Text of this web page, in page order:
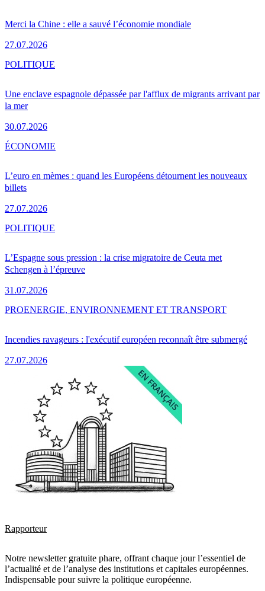
Merci la Chine : elle a sauvé l’économie mondiale
27.07.2026
Une enclave espagnole dépassée par l'afflux de migrants arrivant par
la mer
30.07.2026
POLITIQUE
L’euro en mèmes : quand les Européens détournent les nouveaux
billets
27.07.2026
ÉCONOMIE
L’Espagne sous pression : la crise migratoire de Ceuta met
Schengen à l’épreuve
31.07.2026
POLITIQUE
Incendies ravageurs : l'exécutif européen reconnaît être submergé
27.07.2026
PROENERGIE, ENVIRONNEMENT ET TRANSPORT
Rapporteur
Notre newsletter gratuite phare, offrant chaque jour l’essentiel de
l’actualité et de l’analyse des institutions et capitales européennes.
Indispensable pour suivre la politique européenne.